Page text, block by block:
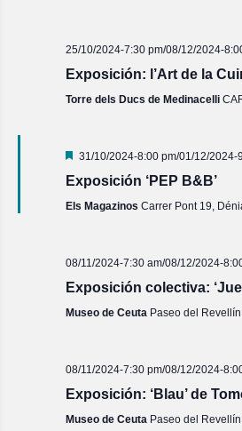
25/10/2024-7:30 pm/08/12/2024-
Exposición: l’Art de la
Torre dels Ducs de Medinacelli
Destacado
31/10/2024-8:00 pm/01/12/2024-
Exposición ‘PEP B&B’
Els Magazinos Carrer Pont 19,
08/11/2024-7:30 am/08/12/2024-
Exposición colectiva:
Museo de Ceuta Paseo del
08/11/2024-7:30 pm/08/12/2024-
Exposición: ‘Blau’ de
Museo de Ceuta Paseo del